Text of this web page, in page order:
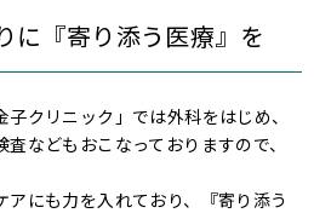
に『寄り添う医療』を
クリニック」では外科をはじめ、
などもおこなっておりますので、
アにも力を入れており、『寄り添う